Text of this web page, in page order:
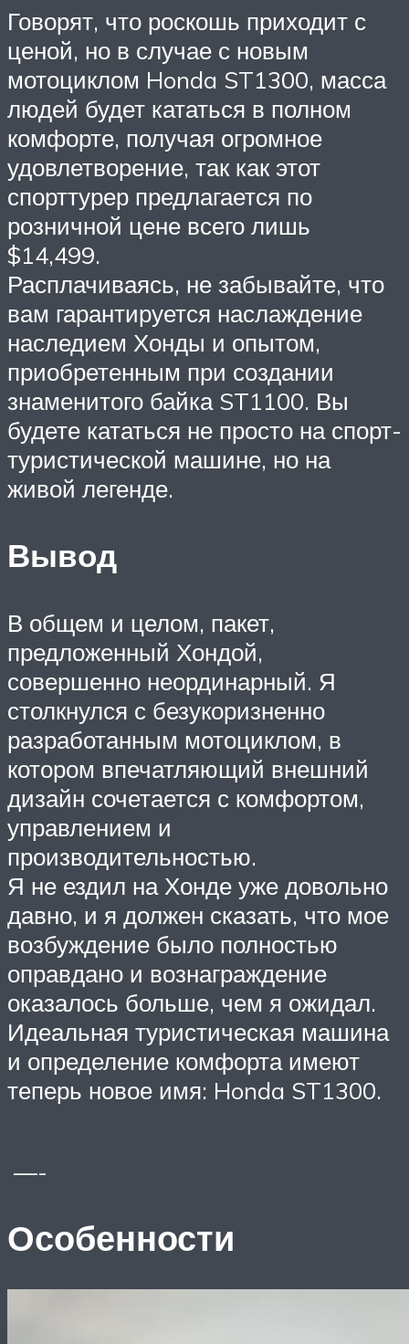
Говорят, что роскошь приходит с
ценой, но в случае с новым
мотоциклом Honda ST1300, масса
людей будет кататься в полном
комфорте, получая огромное
удовлетворение, так как этот
спорттурер предлагается по
розничной цене всего лишь
$14,499.
Расплачиваясь, не забывайте, что
вам гарантируется наслаждение
наследием Хонды и опытом,
приобретенным при создании
знаменитого байка ST1100. Вы
будете кататься не просто на спорт-
туристической машине, но на
живой легенде.
Вывод
В общем и целом, пакет,
предложенный Хондой,
совершенно неординарный. Я
столкнулся с безукоризненно
разработанным мотоциклом, в
котором впечатляющий внешний
дизайн сочетается с комфортом,
управлением и
производительностью.
Я не ездил на Хонде уже довольно
давно, и я должен сказать, что мое
возбуждение было полностью
оправдано и вознаграждение
оказалось больше, чем я ожидал.
Идеальная туристическая машина
и определение комфорта имеют
теперь новое имя: Honda ST1300.
—-
Особенности